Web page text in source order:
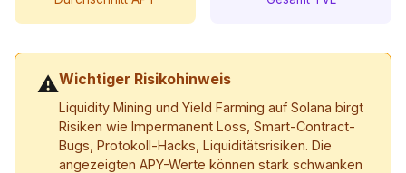
⚠Wichtiger Risikohinweis
Liquidity Mining und Yield Farming auf Solana birgt
Risiken wie Impermanent Loss, Smart-Contract-
Bugs, Protokoll-Hacks, Liquiditätsrisiken. Die
angezeigten APY-Werte können stark schwanken